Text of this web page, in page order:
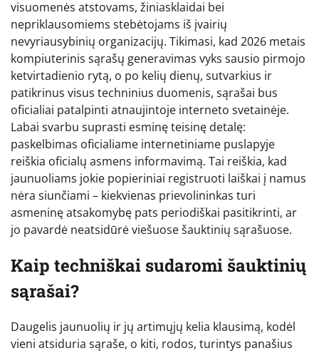
visuomenės atstovams, žiniasklaidai bei
nepriklausomiems stebėtojams iš įvairių
nevyriausybinių organizacijų. Tikimasi, kad 2026 metais
kompiuterinis sąrašų generavimas vyks sausio pirmojo
ketvirtadienio rytą, o po kelių dienų, sutvarkius ir
patikrinus visus techninius duomenis, sąrašai bus
oficialiai patalpinti atnaujintoje interneto svetainėje.
Labai svarbu suprasti esminę teisinę detalę:
paskelbimas oficialiame internetiniame puslapyje
reiškia oficialų asmens informavimą. Tai reiškia, kad
jaunuoliams jokie popieriniai registruoti laiškai į namus
nėra siunčiami – kiekvienas prievolininkas turi
asmeninę atsakomybę pats periodiškai pasitikrinti, ar
jo pavardė neatsidūrė viešuose šauktinių sąrašuose.
Kaip techniškai sudaromi šauktinių
sąrašai?
Daugelis jaunuolių ir jų artimųjų kelia klausimą, kodėl
vieni atsiduria sąraše, o kiti, rodos, turintys panašius